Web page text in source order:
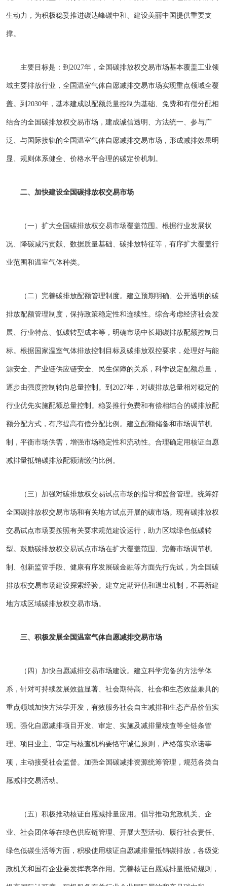
生动力，为积极稳妥推进碳达峰碳中和、建设美丽中国提供重要支
撑。
主要目标是：到2027年，全国碳排放权交易市场基本覆盖工业领
域主要排放行业，全国温室气体自愿减排交易市场实现重点领域全覆
盖。到2030年，基本建成以配额总量控制为基础、免费和有偿分配相
结合的全国碳排放权交易市场，建成诚信透明、方法统一、参与广
泛、与国际接轨的全国温室气体自愿减排交易市场，形成减排效果明
显、规则体系健全、价格水平合理的碳定价机制。
二、加快建设全国碳排放权交易市场
（一）扩大全国碳排放权交易市场覆盖范围。根据行业发展状
况、降碳减污贡献、数据质量基础、碳排放特征等，有序扩大覆盖行
业范围和温室气体种类。
（二）完善碳排放配额管理制度。建立预期明确、公开透明的碳
排放配额管理制度，保持政策稳定性和连续性。综合考虑经济社会发
展、行业特点、低碳转型成本等，明确市场中长期碳排放配额控制目
标。根据国家温室气体排放控制目标及碳排放双控要求，处理好与能
源安全、产业链供应链安全、民生保障的关系，科学设定配额总量，
逐步由强度控制转向总量控制。到2027年，对碳排放总量相对稳定的
行业优先实施配额总量控制。稳妥推行免费和有偿相结合的碳排放配
额分配方式，有序提高有偿分配比例。建立配额储备和市场调节机
制，平衡市场供需，增强市场稳定性和流动性。合理确定用核证自愿
减排量抵销碳排放配额清缴的比例。
（三）加强对碳排放权交易试点市场的指导和监督管理。统筹好
全国碳排放权交易市场和有关地方试点开展的碳市场。现有碳排放权
交易试点市场要按照有关要求规范建设运行，助力区域绿色低碳转
型。鼓励碳排放权交易试点市场在扩大覆盖范围、完善市场调节机
制、创新监管手段、健康有序发展碳金融等方面先行先试，为全国碳
排放权交易市场建设探索经验。建立定期评估和退出机制，不再新建
地方或区域碳排放权交易市场。
三、积极发展全国温室气体自愿减排交易市场
（四）加快自愿减排交易市场建设。建立科学完备的方法学体
系，针对可持续发展效益显著、社会期待高、社会和生态效益兼具的
重点领域加快方法学开发，有效服务社会自主减排和生态产品价值实
现。强化自愿减排项目开发、审定、实施及减排量核查等全链条管
理。项目业主、审定与核查机构要恪守诚信原则，严格落实承诺事
项，主动接受社会监督。加强全国碳减排资源统筹管理，规范各类自
愿减排交易活动。
（五）积极推动核证自愿减排量应用。倡导推动党政机关、企
业、社会团体等在绿色供应链管理、开展大型活动、履行社会责任、
绿色低碳生活等方面，积极使用核证自愿减排量抵销碳排放，各级党
政机关和国有企业要发挥表率作用。完善核证自愿减排量抵销规则，